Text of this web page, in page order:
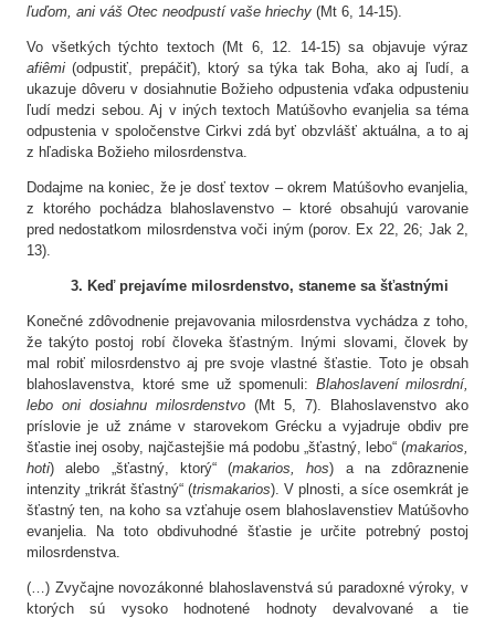
ľuďom, ani váš Otec neodpustí vaše hriechy (Mt 6, 14-15).
Vo všetkých týchto textoch (Mt 6, 12. 14-15) sa objavuje výraz
afiêmi(odpustiť, prepáčiť), ktorý sa týka tak Boha, ako aj ľudí, a
ukazuje dôveru v dosiahnutie Božieho odpustenia vďaka odpusteniu
ľudí medzi sebou. Aj v iných textoch Matúšovho evanjelia sa téma
odpustenia v spoločenstve Cirkvi zdá byť obzvlášť aktuálna, a to aj
z hľadiska Božieho milosrdenstva.
Dodajme na koniec, že je dosť textov – okrem Matúšovho evanjelia,
z ktorého pochádza blahoslavenstvo – ktoré obsahujú varovanie
pred nedostatkom milosrdenstva voči iným (porov. Ex 22, 26; Jak 2,
13).
3. Keď prejavíme milosrdenstvo, staneme sa šťastnými
Konečné zdôvodnenie prejavovania milosrdenstva vychádza z toho,
že takýto postoj robí človeka šťastným. Inými slovami, človek by
mal robiť milosrdenstvo aj pre svoje vlastné šťastie. Toto je obsah
blahoslavenstva, ktoré sme už spomenuli: Blahoslavení milosrdní,
lebo oni dosiahnu milosrdenstvo (Mt 5, 7). Blahoslavenstvo ako
príslovie je už známe v starovekom Grécku a vyjadruje obdiv pre
šťastie inej osoby, najčastejšie má podobu „šťastný, lebo“ (makarios,
hoti) alebo „šťastný, ktorý“ (makarios, hos) a na zdôraznenie
intenzity „trikrát šťastný“ (trismakarios). V plnosti, a síce osemkrát je
šťastný ten, na koho sa vzťahuje osem blahoslavenstiev Matúšovho
evanjelia. Na toto obdivuhodné šťastie je určite potrebný postoj
milosrdenstva.
(…) Zvyčajne novozákonné blahoslavenstvá sú paradoxné výroky, v
ktorých sú vysoko hodnotené hodnoty devalvované a tie